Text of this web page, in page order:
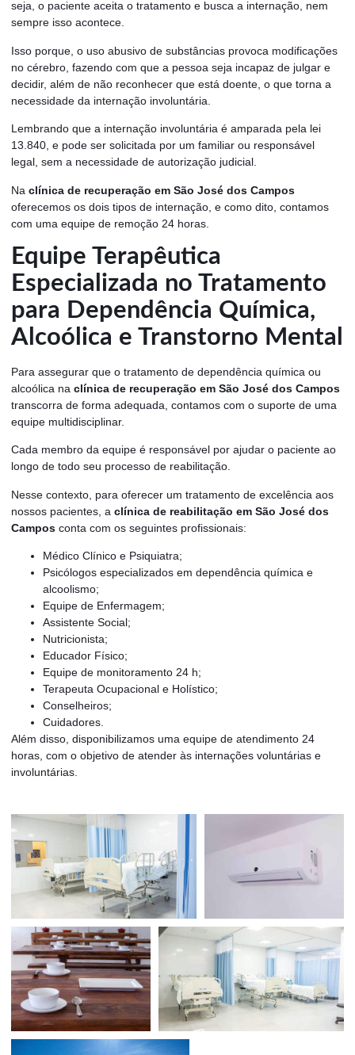
seja, o paciente aceita o tratamento e busca a internação, nem
sempre isso acontece.
Isso porque, o uso abusivo de substâncias provoca modificações
no cérebro, fazendo com que a pessoa seja incapaz de julgar e
decidir, além de não reconhecer que está doente, o que torna a
necessidade da internação involuntária.
Lembrando que a internação involuntária é amparada pela lei
13.840, e pode ser solicitada por um familiar ou responsável
legal, sem a necessidade de autorização judicial.
Na clínica de recuperação em São José dos Campos
oferecemos os dois tipos de internação, e como dito, contamos
com uma equipe de remoção 24 horas.
Equipe Terapêutica
Especializada no Tratamento
para Dependência Química,
Alcoólica e Transtorno Mental
Para assegurar que o tratamento de dependência química ou
alcoólica na clínica de recuperação em São José dos Campos
transcorra de forma adequada, contamos com o suporte de uma
equipe multidisciplinar.
Cada membro da equipe é responsável por ajudar o paciente ao
longo de todo seu processo de reabilitação.
Nesse contexto, para oferecer um tratamento de excelência aos
nossos pacientes, a clínica de reabilitação em São José dos
Campos conta com os seguintes profissionais:
Médico Clínico e Psiquiatra;
Psicólogos especializados em dependência química e
alcoolismo;
Equipe de Enfermagem;
Assistente Social;
Nutricionista;
Educador Físico;
Equipe de monitoramento 24 h;
Terapeuta Ocupacional e Holístico;
Conselheiros;
Cuidadores.
Além disso, disponibilizamos uma equipe de atendimento 24
horas, com o objetivo de atender às internações voluntárias e
involuntárias.